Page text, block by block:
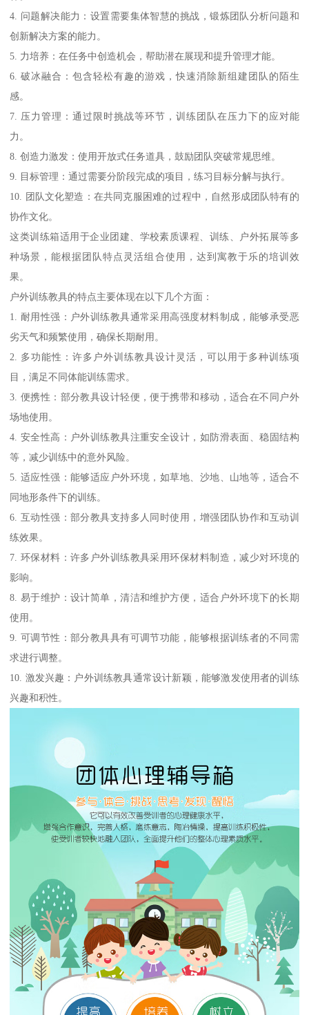
4. 问题解决能力：设置需要集体智慧的挑战，锻炼团队分析问题和
创新解决方案的能力。
5. 力培养：在任务中创造机会，帮助潜在展现和提升管理才能。
6. 破冰融合：包含轻松有趣的游戏，快速消除新组建团队的陌生
感。
7. 压力管理：通过限时挑战等环节，训练团队在压力下的应对能
力。
8. 创造力激发：使用开放式任务道具，鼓励团队突破常规思维。
9. 目标管理：通过需要分阶段完成的项目，练习目标分解与执行。
10. 团队文化塑造：在共同克服困难的过程中，自然形成团队特有的
协作文化。
这类训练箱适用于企业团建、学校素质课程、训练、户外拓展等多
种场景，能根据团队特点灵活组合使用，达到寓教于乐的培训效
果。
户外训练教具的特点主要体现在以下几个方面：
1. 耐用性强：户外训练教具通常采用高强度材料制成，能够承受恶
劣天气和频繁使用，确保长期耐用。
2. 多功能性：许多户外训练教具设计灵活，可以用于多种训练项
目，满足不同体能训练需求。
3. 便携性：部分教具设计轻便，便于携带和移动，适合在不同户外
场地使用。
4. 安全性高：户外训练教具注重安全设计，如防滑表面、稳固结构
等，减少训练中的意外风险。
5. 适应性强：能够适应户外环境，如草地、沙地、山地等，适合不
同地形条件下的训练。
6. 互动性强：部分教具支持多人同时使用，增强团队协作和互动训
练效果。
7. 环保材料：许多户外训练教具采用环保材料制造，减少对环境的
影响。
8. 易于维护：设计简单，清洁和维护方便，适合户外环境下的长期
使用。
9. 可调节性：部分教具具有可调节功能，能够根据训练者的不同需
求进行调整。
10. 激发兴趣：户外训练教具通常设计新颖，能够激发使用者的训练
兴趣和积性。